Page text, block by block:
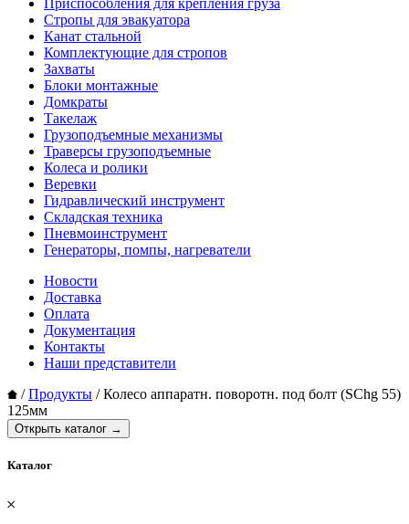
Приспособления для крепления груза
Стропы для эвакуатора
Канат стальной
Комплектующие для стропов
Захваты
Блоки монтажные
Домкраты
Такелаж
Грузоподъемные механизмы
Траверсы грузоподъемные
Колеса и ролики
Веревки
Гидравлический инструмент
Складская техника
Пневмоинструмент
Генераторы, помпы, нагреватели
Новости
Доставка
Оплата
Документация
Контакты
Наши представители
/Продукты /Колесо аппаратн. поворотн. под болт (SChg 55)
125мм
Открыть каталог →
Каталог
𐄂